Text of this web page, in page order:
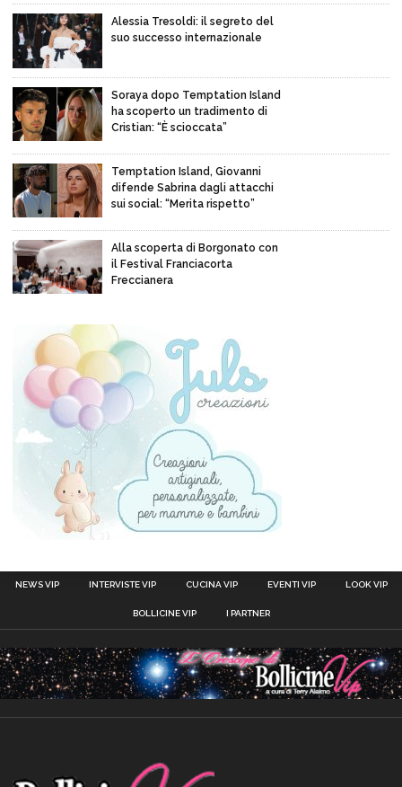
Alessia Tresoldi: il segreto del
suo successo internazionale
Soraya dopo Temptation Island
ha scoperto un tradimento di
Cristian: “È scioccata”
Temptation Island, Giovanni
difende Sabrina dagli attacchi
sui social: “Merita rispetto”
Alla scoperta di Borgonato con
il Festival Franciacorta
Freccianera
NEWS VIP INTERVISTE VIP CUCINA VIP EVENTI VIP LOOK VIP
BOLLICINE VIP I PARTNER